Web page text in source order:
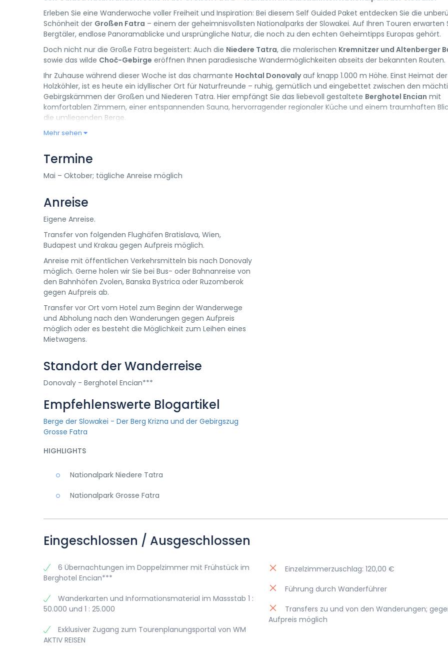
Erleben Sie eine Wanderwoche voller Freiheit und Inspiration: Bei diesem Self Guided Paket entdecken Sie die
Schönheit der Großen Fatra – einem der geheimnisvollsten Nationalparks der Slowakei. Auf Ihren Touren erwarten
Bergtäler, endlose Panoramablicke und ursprüngliche Natur, die noch zu den echten Geheimtipps Europas gehört.
Doch nicht nur die Große Fatra begeistert: Auch die Niedere Tatra, die malerischen Kremnitzer und Altenberger
sowie das wilde Choč-Gebirge eröffnen Ihnen paradiesische Wandermöglichkeiten abseits der bekannten Routen.
Ihr Zuhause während dieser Woche ist das charmante Hochtal Donovalyauf knapp 1.000 m Höhe. Einst Heimat der
Holzköhler, ist es heute ein idyllischer Ort für Naturfreunde – ruhig, gemütlich und eingebettet zwischen den
Gebirgskämmen der Großen und Niederen Tatra. Hier empfängt Sie das liebevoll gestaltete Berghotel Encian mit
komfortablen Zimmern, einer entspannenden Sauna, hervorragender regionaler Küche und einem traumhaften
die umliegenden Berge.
Mehr sehen
Termine
Mai – Oktober; tägliche Anreise möglich
Anreise
Eigene Anreise.
Transfer von folgenden Flughäfen Bratislava, Wien,
Budapest und Krakau gegen Aufpreis möglich.
Anreise mit öffentlichen Verkehrsmitteln bis nach Donovaly
möglich. Gerne holen wir Sie bei Bus- oder Bahnanreise von
den Bahnhöfen Zvolen, Banska Bystrica oder Ruzomberok
gegen Aufpreis ab.
Transfer vor Ort vom Hotel zum Beginn der Wanderwege
und Abholung nach den Wanderungen gegen Aufpreis
möglich oder es besteht die Möglichkeit zum Leihen eines
Mietwagens.
Standort der Wanderreise
Donovaly - Berghotel Encian***
Empfehlenswerte Blogartikel
Berge der Slowakei - Der Berg Krizna und der Gebirgszug
Grosse Fatra
HIGHLIGHTS
Nationalpark Niedere Tatra
Nationalpark Grosse Fatra
Eingeschlossen / Ausgeschlossen
6 Übernachtungen im Doppelzimmer mit Frühstück im
Berghotel Encian***
Wanderkarten und Informationsmaterial im Massstab 1 :
50.000 und 1 : 25.000
Exklusiver Zugang zum Tourenplanungsportal von WM
AKTIV REISEN
Einzelzimmerzuschlag: 120,00 €
Führung durch Wanderführer
Transfers zu und von den Wanderungen;
Aufpreis möglich